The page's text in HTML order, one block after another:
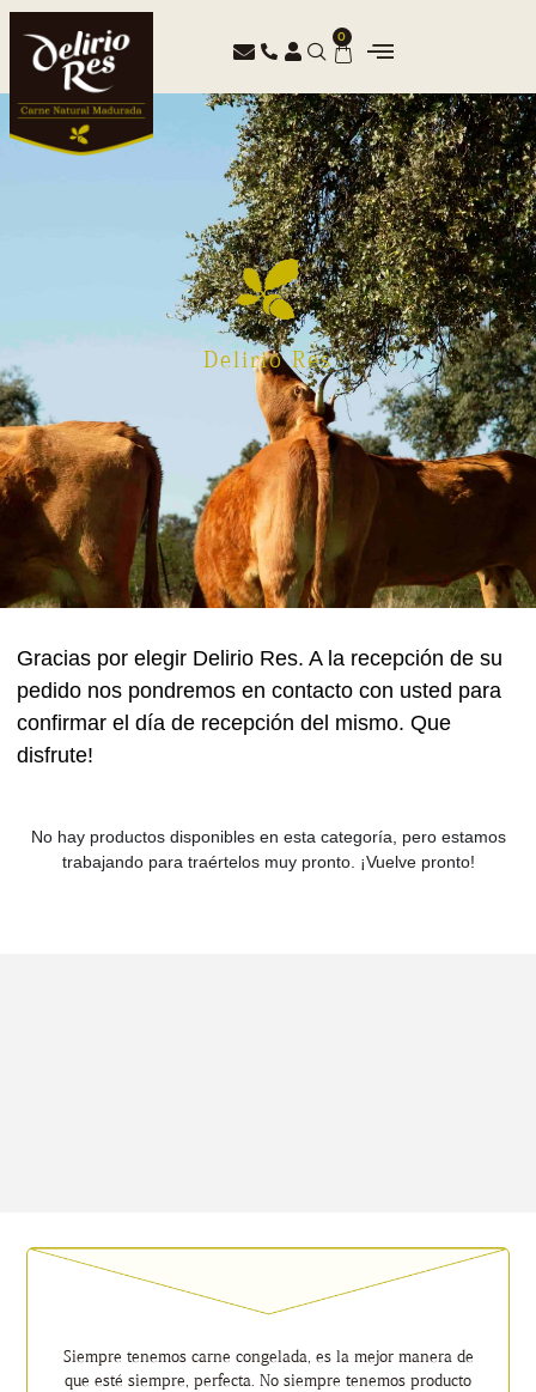
0
Delirio Res
Gracias por elegir Delirio Res. A la recepción de su
pedido nos pondremos en contacto con usted para
confirmar el día de recepción del mismo. Que
disfrute!
No hay productos disponibles en esta categoría, pero estamos
trabajando para traértelos muy pronto. ¡Vuelve pronto!
Siempre tenemos carne congelada, es la mejor manera de
que esté siempre, perfecta. No siempre tenemos producto